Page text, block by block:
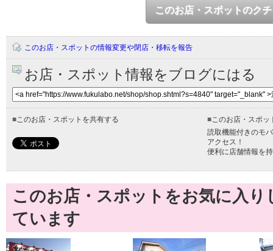
このお店・スポットのク
このお店・スポットの情報変更や閉店・移転を報告
お店・スポット情報をブログにはる
■このお店・スポットを共有する ■このお店・スポッ
読取機能付きのモ
アクセス！
便利に店舗情報を
このお店・スポットをお気に入
ています